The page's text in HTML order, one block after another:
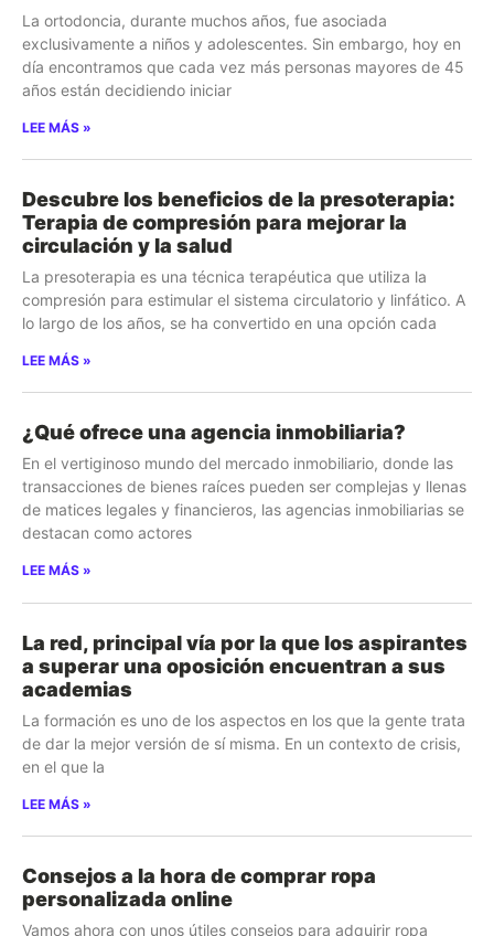
La ortodoncia, durante muchos años, fue asociada
exclusivamente a niños y adolescentes. Sin embargo, hoy en
día encontramos que cada vez más personas mayores de 45
años están decidiendo iniciar
LEE MÁS »
Descubre los beneficios de la presoterapia:
Terapia de compresión para mejorar la
circulación y la salud
La presoterapia es una técnica terapéutica que utiliza la
compresión para estimular el sistema circulatorio y linfático. A
lo largo de los años, se ha convertido en una opción cada
LEE MÁS »
¿Qué ofrece una agencia inmobiliaria?
En el vertiginoso mundo del mercado inmobiliario, donde las
transacciones de bienes raíces pueden ser complejas y llenas
de matices legales y financieros, las agencias inmobiliarias se
destacan como actores
LEE MÁS »
La red, principal vía por la que los aspirantes
a superar una oposición encuentran a sus
academias
La formación es uno de los aspectos en los que la gente trata
de dar la mejor versión de sí misma. En un contexto de crisis,
en el que la
LEE MÁS »
Consejos a la hora de comprar ropa
personalizada online
Vamos ahora con unos útiles consejos para adquirir ropa